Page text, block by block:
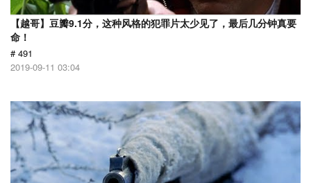
【越哥】豆瓣9.1分，这种风格的犯罪片太少见了，最后几分钟真要
命！
# 491
2019-09-11 03:04